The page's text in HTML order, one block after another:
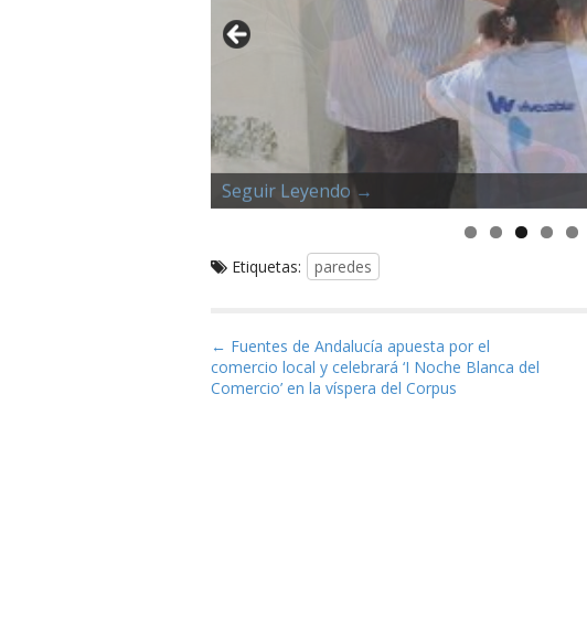
Seguir Leyendo →
Seguir Leyendo →
Seguir Leyendo →
Seguir Leyendo →
Seguir Leyendo →
Seguir Leyendo →
Seguir Leyendo →
Seguir Leyendo →
Etiquetas: paredes
Navegación de entradas
← Fuentes de Andalucía apuesta por el
comercio local y celebrará ‘I Noche Blanca del
Comercio’ en la víspera del Corpus